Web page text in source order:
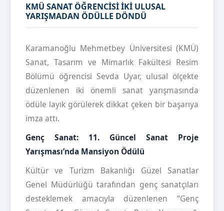
KMÜ SANAT ÖĞRENCİSİ İKİ ULUSAL
YARIŞMADAN ÖDÜLLE DÖNDÜ
Karamanoğlu Mehmetbey Üniversitesi (KMÜ)
Sanat, Tasarım ve Mimarlık Fakültesi Resim
Bölümü öğrencisi Sevda Uyar, ulusal ölçekte
düzenlenen iki önemli sanat yarışmasında
ödüle layık görülerek dikkat çeken bir başarıya
imza attı.
Genç Sanat: 11. Güncel Sanat Proje
Yarışması’nda Mansiyon Ödülü
Kültür ve Turizm Bakanlığı Güzel Sanatlar
Genel Müdürlüğü tarafından genç sanatçıları
desteklemek amacıyla düzenlenen “Genç